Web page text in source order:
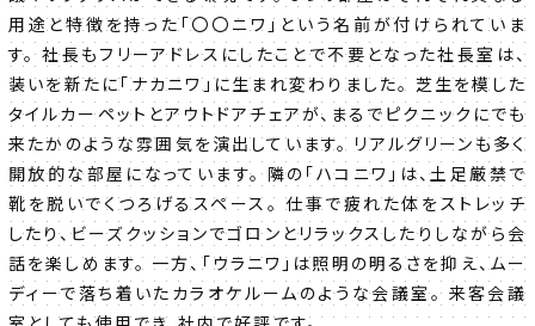
用途と特徴を持った「〇〇ニワ」という名前が付けられていま
す。 社長もフリーアドレスにしたことで不要となった社長室は、
装いを新たに「ナカニワ」に生まれ変わりました。 芝生を模した
タイルカーペットとアウトドアチェアが、まるでピクニックにでも
来たかのような雰囲気を演出しています。 リアルグリーンも多く
開放的な部屋になっています。 隣の「ハコニワ」は、土足厳禁で
靴を脱いでくつろげるスペース。 仕事で疲れた体をストレッチ
したり、ビーズクッションでゴロンとリラックスしたりしながら会
話を楽しめます。 一方、「ウラニワ」は照明の明るさを抑え、ムー
ディーで落ち着いたカラオケルームのような会議室。 来客会議